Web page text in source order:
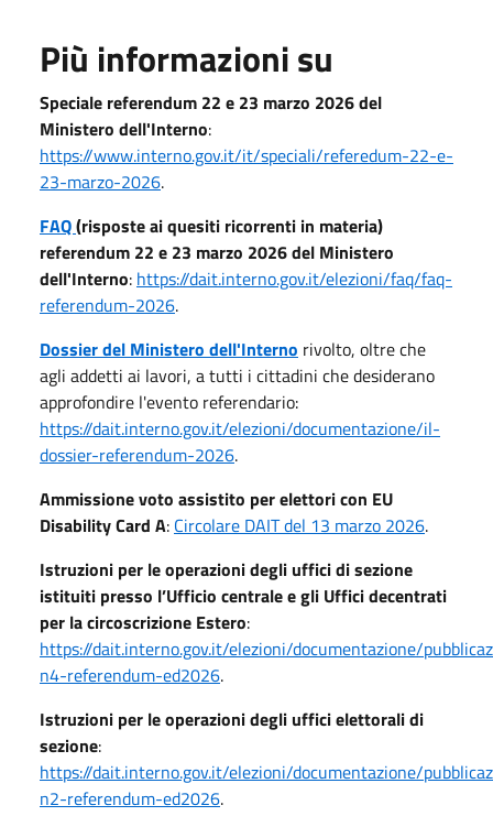
Più informazioni su
Speciale referendum 22 e 23 marzo 2026 del
Ministero dell'Interno:
https://www.interno.gov.it/it/speciali/referedum-22-e-
23-marzo-2026.
FAQ(risposte ai quesiti ricorrenti in materia)
referendum 22 e 23 marzo 2026 del Ministero
dell'Interno: https://dait.interno.gov.it/elezioni/faq/faq-
referendum-2026.
Dossier del Ministero dell'Interno rivolto, oltre che
agli addetti ai lavori, a tutti i cittadini che desiderano
approfondire l'evento referendario:
https://dait.interno.gov.it/elezioni/documentazione/il-
dossier-referendum-2026.
Ammissione voto assistito per elettori con EU
Disability Card A: Circolare DAIT del 13 marzo 2026.
Istruzioni per le operazioni degli uffici di sezione
istituiti presso l’Ufficio centrale e gli Uffici decentrati
per la circoscrizione Estero:
https://dait.interno.gov.it/elezioni/documentazione/
n4-referendum-ed2026.
Istruzioni per le operazioni degli uffici elettorali di
sezione:
https://dait.interno.gov.it/elezioni/documentazione/
n2-referendum-ed2026.